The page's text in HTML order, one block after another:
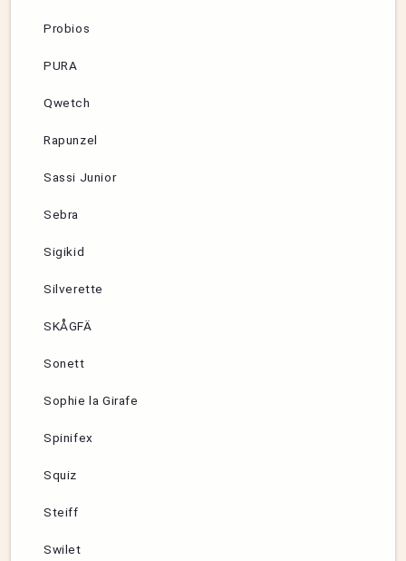
Probios
PURA
Qwetch
Rapunzel
Sassi Junior
Sebra
Sigikid
Silverette
SKÅGFÄ
Sonett
Sophie la Girafe
Spinifex
Squiz
Steiff
Swilet